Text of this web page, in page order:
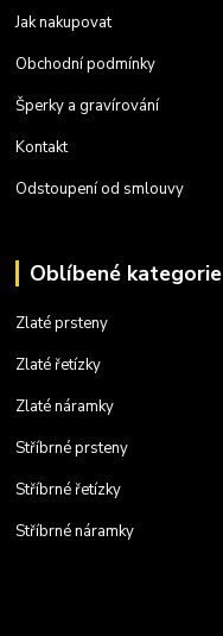
Jak nakupovat
Obchodní podmínky
Šperky a gravírování
Kontakt
Odstoupení od smlouvy
Oblíbené kategorie
Zlaté prsteny
Zlaté řetízky
Zlaté náramky
Stříbrné prsteny
Stříbrné řetízky
Stříbrné náramky